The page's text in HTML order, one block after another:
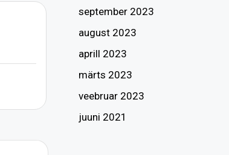
september 2023
august 2023
aprill 2023
märts 2023
veebruar 2023
juuni 2021